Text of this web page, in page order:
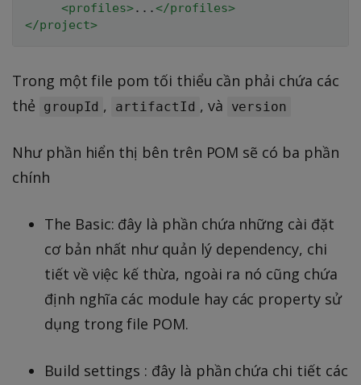
<profiles>...</profiles>
</project>
Trong một file pom tối thiểu cần phải chứa các
thẻ
groupId , artifactId , và version
Như phần hiển thị bên trên POM sẽ có ba phần
chính
The Basic: đây là phần chứa những cài đặt
cơ bản nhất như quản lý dependency, chi
tiết về việc kế thừa, ngoài ra nó cũng chứa
định nghĩa các module hay các property sử
dụng trong file POM.
Build settings : đây là phần chứa chi tiết các